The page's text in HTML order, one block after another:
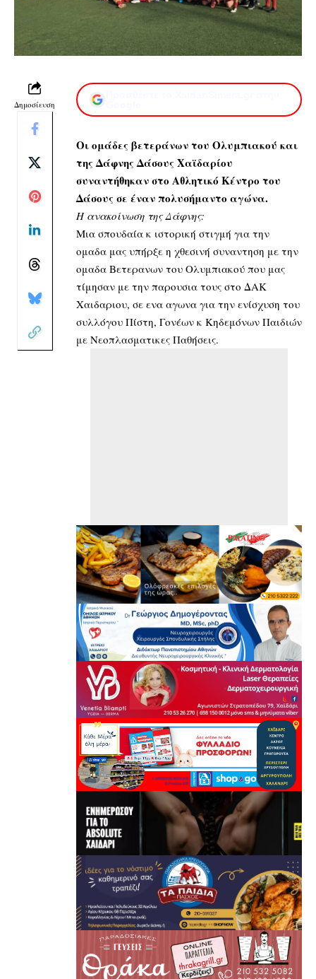
Δημοσίευση
Οι ομάδες βετεράνων του Ολυμπιακού και
της Δάφνης Δάσους Χαϊδαρίου
συναντήθηκαν στο Αθλητικό Κέντρο του
Δάσους σε έναν πολυσήμαντο αγώνα.
Η ανακοίνωση της Δάφνης:
Μια σπουδαία κ ιστορική στιγμή για την
ομαδα μας υπήρξε η χθεσινή συναντηση με την
ομαδα Βετερανων του Ολυμπιακού που μας
τίμησαν με την παρουσια τους στο ΔΑΚ
Χαιδαριου, σε ενα αγωνα για την ενίσχυση του
συλλόγου Πίστη, Γονέων κ Κηδεμόνων Παιδιών
με Νεοπλασματικες Παθήσεις.